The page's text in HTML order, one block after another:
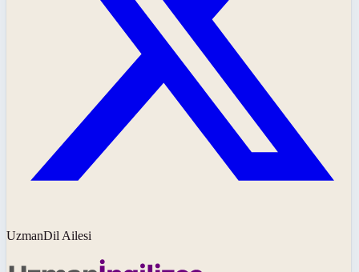
UzmanDil Ailesi